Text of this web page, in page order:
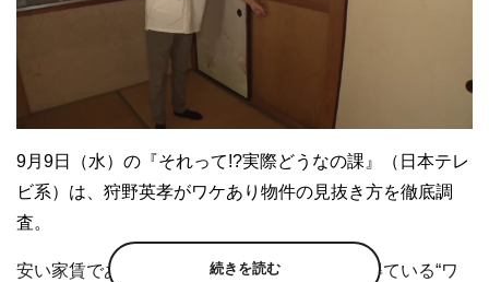
9月9日（水）の『それって!?実際どうなの課』（日本テレ
ビ系）は、狩野英孝がワケあり物件の見抜き方を徹底調
査。
安い家賃であるが故、一部では絶大な支持を得ている“ワ
続きを読む